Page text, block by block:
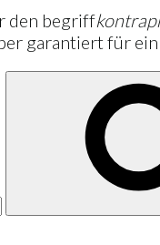
den begriff
garantiert für